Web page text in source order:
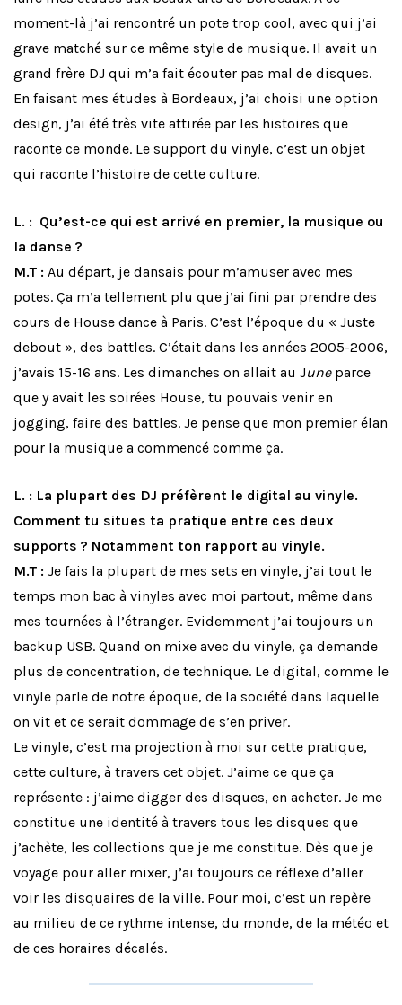
moment-là j’ai rencontré un pote trop cool, avec qui j’ai
grave matché sur ce même style de musique. Il avait un
grand frère DJ qui m’a fait écouter pas mal de disques.
En faisant mes études à Bordeaux, j’ai choisi une option
design, j’ai été très vite attirée par les histoires que
raconte ce monde. Le support du vinyle, c’est un objet
qui raconte l’histoire de cette culture.
L. : Qu’est-ce qui est arrivé en premier, la musique ou
la danse ?
M.T : Au départ, je dansais pour m’amuser avec mes
potes. Ça m’a tellement plu que j’ai fini par prendre des
cours de House dance à Paris. C’est l’époque du « Juste
debout », des battles. C’était dans les années 2005-2006,
j’avais 15-16 ans. Les dimanches on allait au June parce
que y avait les soirées House, tu pouvais venir en
jogging, faire des battles. Je pense que mon premier élan
pour la musique a commencé comme ça.
L. : La plupart des DJ préfèrent le digital au vinyle.
Comment tu situes ta pratique entre ces deux
supports ? Notamment ton rapport au vinyle.
M.T : Je fais la plupart de mes sets en vinyle, j’ai tout le
temps mon bac à vinyles avec moi partout, même dans
mes tournées à l’étranger. Evidemment j’ai toujours un
backup USB. Quand on mixe avec du vinyle, ça demande
plus de concentration, de technique. Le digital, comme le
vinyle parle de notre époque, de la société dans laquelle
on vit et ce serait dommage de s’en priver.
Le vinyle, c’est ma projection à moi sur cette pratique,
cette culture, à travers cet objet. J’aime ce que ça
représente : j’aime digger des disques, en acheter. Je me
constitue une identité à travers tous les disques que
j’achète, les collections que je me constitue. Dès que je
voyage pour aller mixer, j’ai toujours ce réflexe d’aller
voir les disquaires de la ville. Pour moi, c’est un repère
au milieu de ce rythme intense, du monde, de la météo et
de ces horaires décalés.